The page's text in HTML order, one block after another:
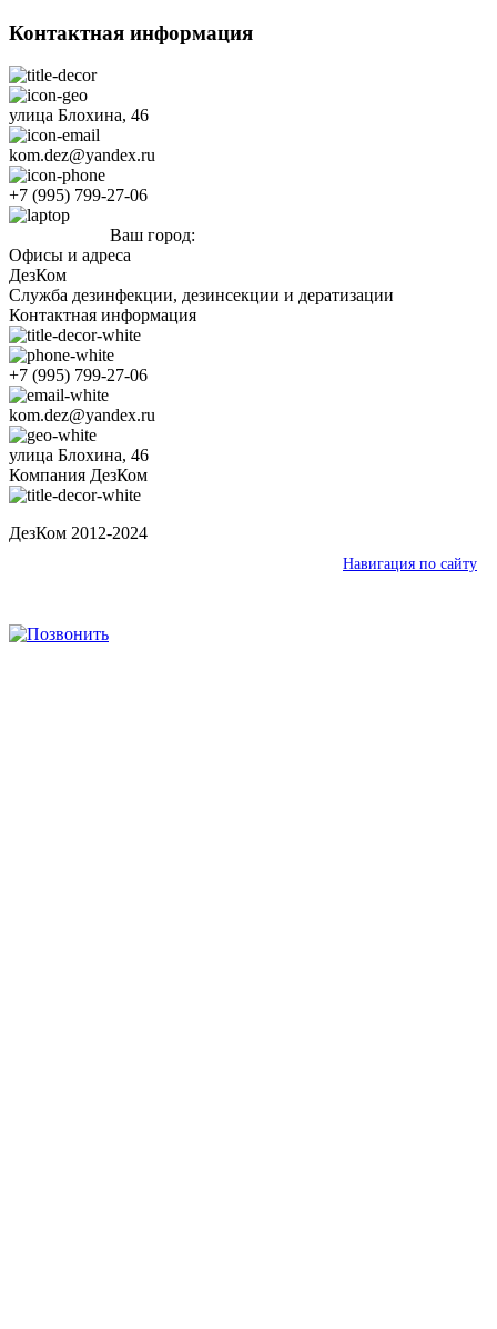
Контактная информация
улица Блохина, 46
kom.dez@yandex.ru
+7 (995) 799-27-06
Ваш город:
Офисы и адреса
ДезКом
Служба дезинфекции, дезинсекции и дератизации
Контактная информация
+7 (995) 799-27-06
kom.dez@yandex.ru
улица Блохина, 46
Компания ДезКом
ДезКом 2012-2024
Навигация по сайту